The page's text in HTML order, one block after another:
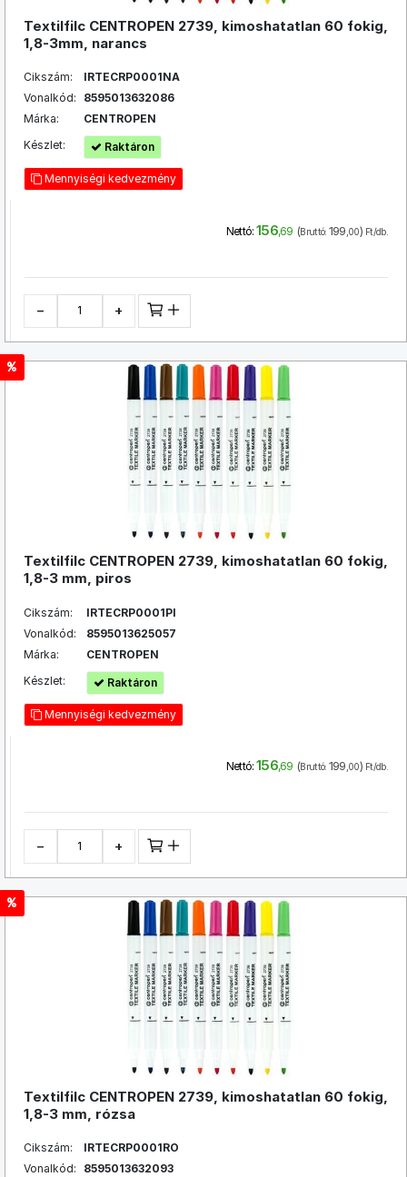
Textilfilc CENTROPEN 2739, kimoshatatlan 60 fokig,
1,8-3mm, narancs
Cikszám:
IRTECRP0001NA
Vonalkód:
8595013632086
Márka:
CENTROPEN
Készlet:
Raktáron
Mennyiségi kedvezmény
Nettó: 156,69 (Bruttó: 199,00) Ft/db.
− +
Textilfilc CENTROPEN 2739, kimoshatatlan 60 fokig,
1,8-3 mm, piros
Cikszám:
IRTECRP0001PI
Vonalkód:
8595013625057
Márka:
CENTROPEN
Készlet:
Raktáron
Mennyiségi kedvezmény
Nettó: 156,69 (Bruttó: 199,00) Ft/db.
− +
Textilfilc CENTROPEN 2739, kimoshatatlan 60 fokig,
1,8-3 mm, rózsa
Cikszám:
IRTECRP0001RO
Vonalkód:
8595013632093